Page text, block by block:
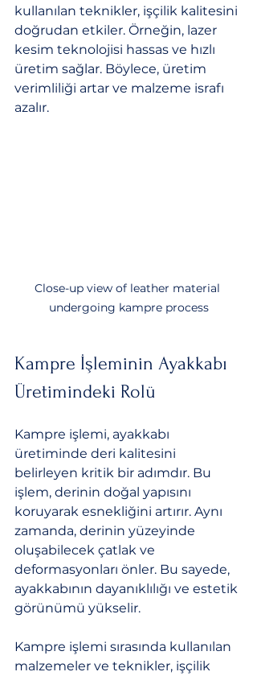
kullanılan teknikler, işçilik kalitesini
doğrudan etkiler. Örneğin, lazer
kesim teknolojisi hassas ve hızlı
üretim sağlar. Böylece, üretim
verimliliği artar ve malzeme israfı
azalır.
Close-up view of leather material
undergoing kampre process
Kampre İşleminin Ayakkabı
Üretimindeki Rolü
Kampre işlemi, ayakkabı
üretiminde deri kalitesini
belirleyen kritik bir adımdır. Bu
işlem, derinin doğal yapısını
koruyarak esnekliğini artırır. Aynı
zamanda, derinin yüzeyinde
oluşabilecek çatlak ve
deformasyonları önler. Bu sayede,
ayakkabının dayanıklılığı ve estetik
görünümü yükselir.
Kampre işlemi sırasında kullanılan
malzemeler ve teknikler, işçilik